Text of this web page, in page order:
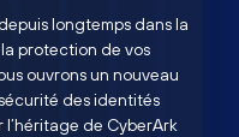
longtemps dans la
protection de vos
ouvrons un nouveau
des identités
de CyberArk